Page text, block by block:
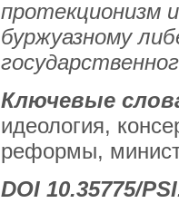
протекционизм
буржуазному
Ключевые
идеология,
реформы,
DOI 10.35775/